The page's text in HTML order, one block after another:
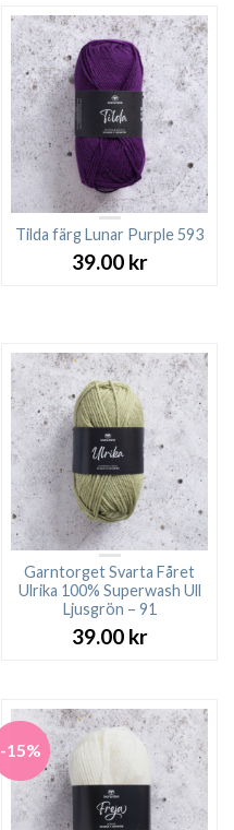
Tilda färg Lunar Purple 593
39.00 kr
Garntorget Svarta Fåret
Ulrika 100% Superwash Ull
Ljusgrön – 91
39.00 kr
-15%